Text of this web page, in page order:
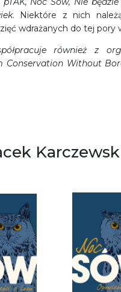
. Niektóre z nich
wdrażanych do tej pory
również z
Conservation Without